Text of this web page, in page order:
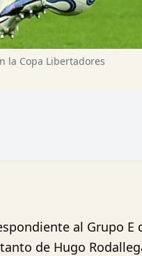
la Copa Libertadores
al Grupo E
de Hugo